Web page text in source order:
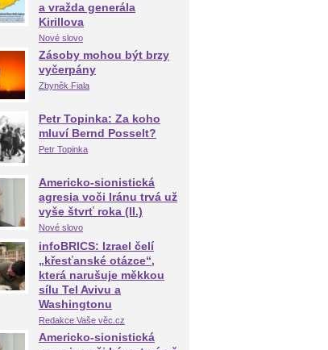
a vražda generála
Kirillova
Nové slovo
Zásoby mohou být brzy
vyčerpány
Zbyněk Fiala
Petr Topinka: Za koho
mluví Bernd Posselt?
Petr Topinka
Americko-sionistická
agresia voči Iránu trvá už
vyše štvrť roka (II.)
Nové slovo
infoBRICS: Izrael čelí
„křesťanské otázce“,
která narušuje měkkou
sílu Tel Avivu a
Washingtonu
Redakce Vaše věc.cz
Americko-sionistická